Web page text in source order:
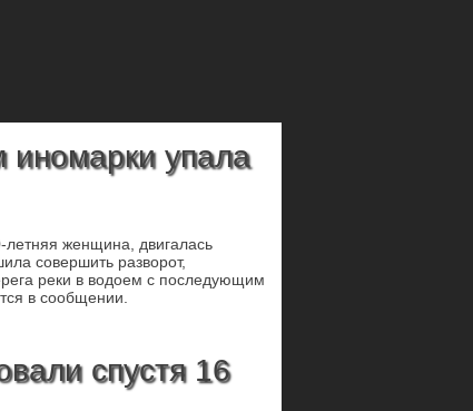
иномарки упала
летняя женщина, двигалась
совершить разворот,
реки в водоем с последующим
в сообщении.
спустя 16